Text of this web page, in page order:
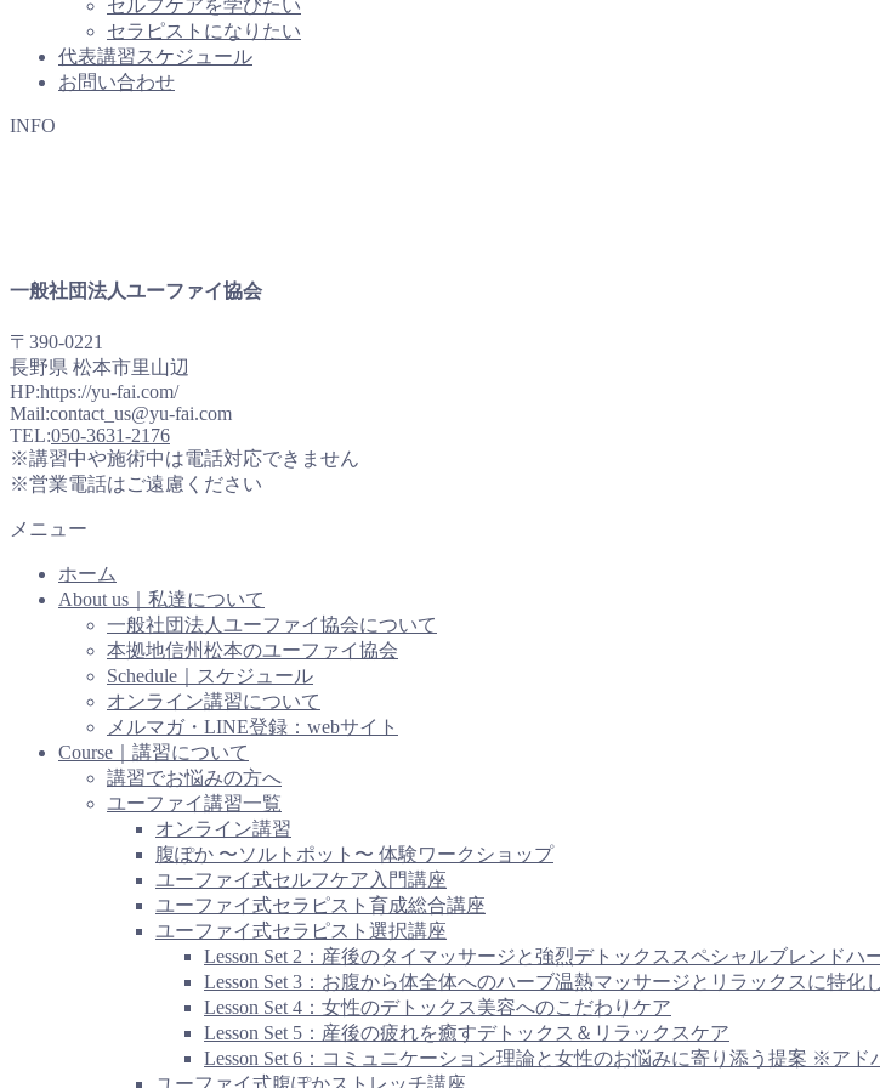
セルフケアを学びたい
セラピストになりたい
代表講習スケジュール
お問い合わせ
INFO
一般社団法人ユーファイ協会
〒390-0221
長野県 松本市里山辺
HP:https://yu-fai.com/
Mail:contact_us@yu-fai.com
TEL:050-3631-2176
※講習中や施術中は電話対応できません
※営業電話はご遠慮ください
メニュー
ホーム
About us｜私達について
一般社団法人ユーファイ協会について
本拠地信州松本のユーファイ協会
Schedule｜スケジュール
オンライン講習について
メルマガ・LINE登録：webサイト
Course｜講習について
講習でお悩みの方へ
ユーファイ講習一覧
オンライン講習
腹ぽか 〜ソルトポット〜 体験ワークショップ
ユーファイ式セルフケア入門講座
ユーファイ式セラピスト育成総合講座
ユーファイ式セラピスト選択講座
Lesson Set 2：産後のタイマッサージと強烈デトックススペシャルブレンドハ
Lesson Set 3：お腹から体全体へのハーブ温熱マッサージとリラックスに特
Lesson Set 4：女性のデトックス美容へのこだわりケア
Lesson Set 5：産後の疲れを癒すデトックス＆リラックスケア
Lesson Set 6：コミュニケーション理論と女性のお悩みに寄り添う提案 ※アド